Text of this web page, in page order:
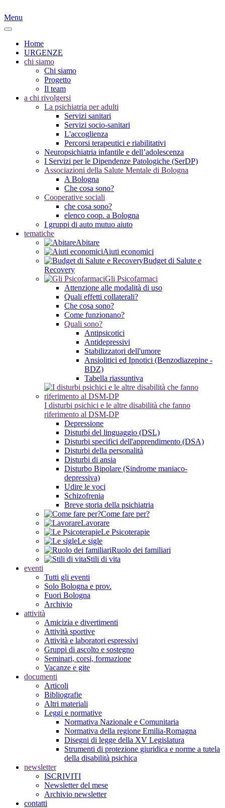
Menu
Home
URGENZE
chi siamo
Chi siamo
Progetto
Il team
a chi rivolgersi
La psichiatria per adulti
Servizi sanitari
Servizi socio-sanitari
L'accoglienza
Percorsi terapeutici e riabilitativi
Neuropsichiatria infantile e dell’adolescenza
I Servizi per le Dipendenze Patologiche (SerDP)
Associazioni della Salute Mentale di Bologna
A Bologna
Che cosa sono?
Cooperative sociali
che cosa sono?
elenco coop. a Bologna
I gruppi di auto mutuo aiuto
tematiche
Abitare
Aiuti economici
Budget di Salute e
Recovery
Gli Psicofarmaci
Attenzione alle modalità di uso
Quali effetti collaterali?
Che cosa sono?
Come funzionano?
Quali sono?
Antipsicotici
Antidepressivi
Stabilizzatori dell'umore
Ansiolitici ed Ipnotici (Benzodiazepine -
BDZ)
Tabella riassuntiva
I disturbi psichici e le altre disabilità che fanno
riferimento al DSM-DP
Depressione
Disturbi del linguaggio (DSL)
Disturbi specifici dell'apprendimento (DSA)
Disturbi della personalità
Disturbi di ansia
Disturbo Bipolare (Sindrome maniaco-
depressiva)
Udire le voci
Schizofrenia
Breve storia della psichiatria
Come fare per?
Lavorare
Le Psicoterapie
Le sigle
Ruolo dei familiari
Stili di vita
eventi
Tutti gli eventi
Solo Bologna e prov.
Fuori Bologna
Archivio
attività
Amicizia e divertimenti
Attività sportive
Attività e laboratori espressivi
Gruppi di ascolto e sostegno
Seminari, corsi, formazione
Vacanze e gite
documenti
Articoli
Bibliografie
Altri materiali
Leggi e normative
Normativa Nazionale e Comunitaria
Normativa della regione Emilia-Romagna
Disegni di legge della XV Legislatura
Strumenti di protezione giuridica e norme a tutela
della disabilità psichica
newsletter
ISCRIVITI
Newsletter del mese
Archivio newsletter
contatti